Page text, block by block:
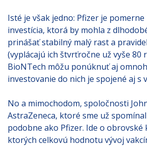
Isté je však jedno: Pfizer je pomerne
investícia, ktorá by mohla z
prinášať stabilný malý rast a
(vyplácajú ich štvrťročne už vyše 80
BioNTech môžu ponúknuť aj
investovanie do nich je spojené aj s
No a mimochodom, spoločnosti
AstraZeneca, ktoré sme už
podobne ako Pfizer. Ide o obrovské
ktorých celkovú hodnotu vývoj